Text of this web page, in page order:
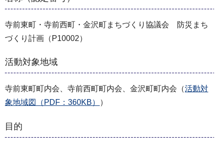
寺前東町・寺前西町・金沢町まちづくり協議会 防災まち
づくり計画（P10002）
活動対象地域
寺前東町町内会、寺前西町町内会、金沢町町内会（活動対
象地域図（PDF：360KB）
）
目的